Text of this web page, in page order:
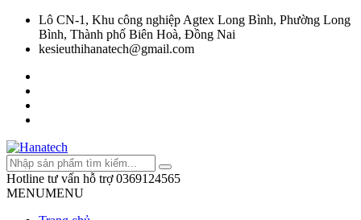
Lô CN-1, Khu công nghiệp Agtex Long Bình, Phường Long
Bình, Thành phố Biên Hoà, Đồng Nai
kesieuthihanatech@gmail.com
Hotline tư vấn hỗ trợ 0369124565
MENUMENU